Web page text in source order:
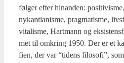
føl­ger efter hin­an­den:
nykan­ti­a­nis­me, prag­ma­tis­me,
vita­lis­me, Hart­mann og
met til omkring 1950. Der er et
fi­en, der var “tidens filo­so­fi”,